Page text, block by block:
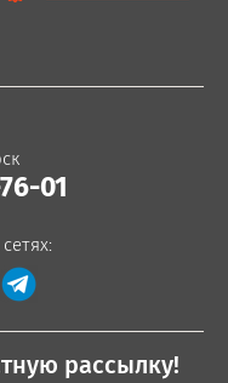
01
рассылку!